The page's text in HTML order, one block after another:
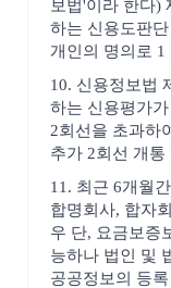
보법'이라 한다)
하는 신용도판
개인의 명의로
10. 신용정보법
하는 신용평가
2회선을 초과하
추가 2회선 개통
11. 최근 6개월
합명회사, 합자
우 단, 요금보증
능하나 법인 및
공공정보의 등